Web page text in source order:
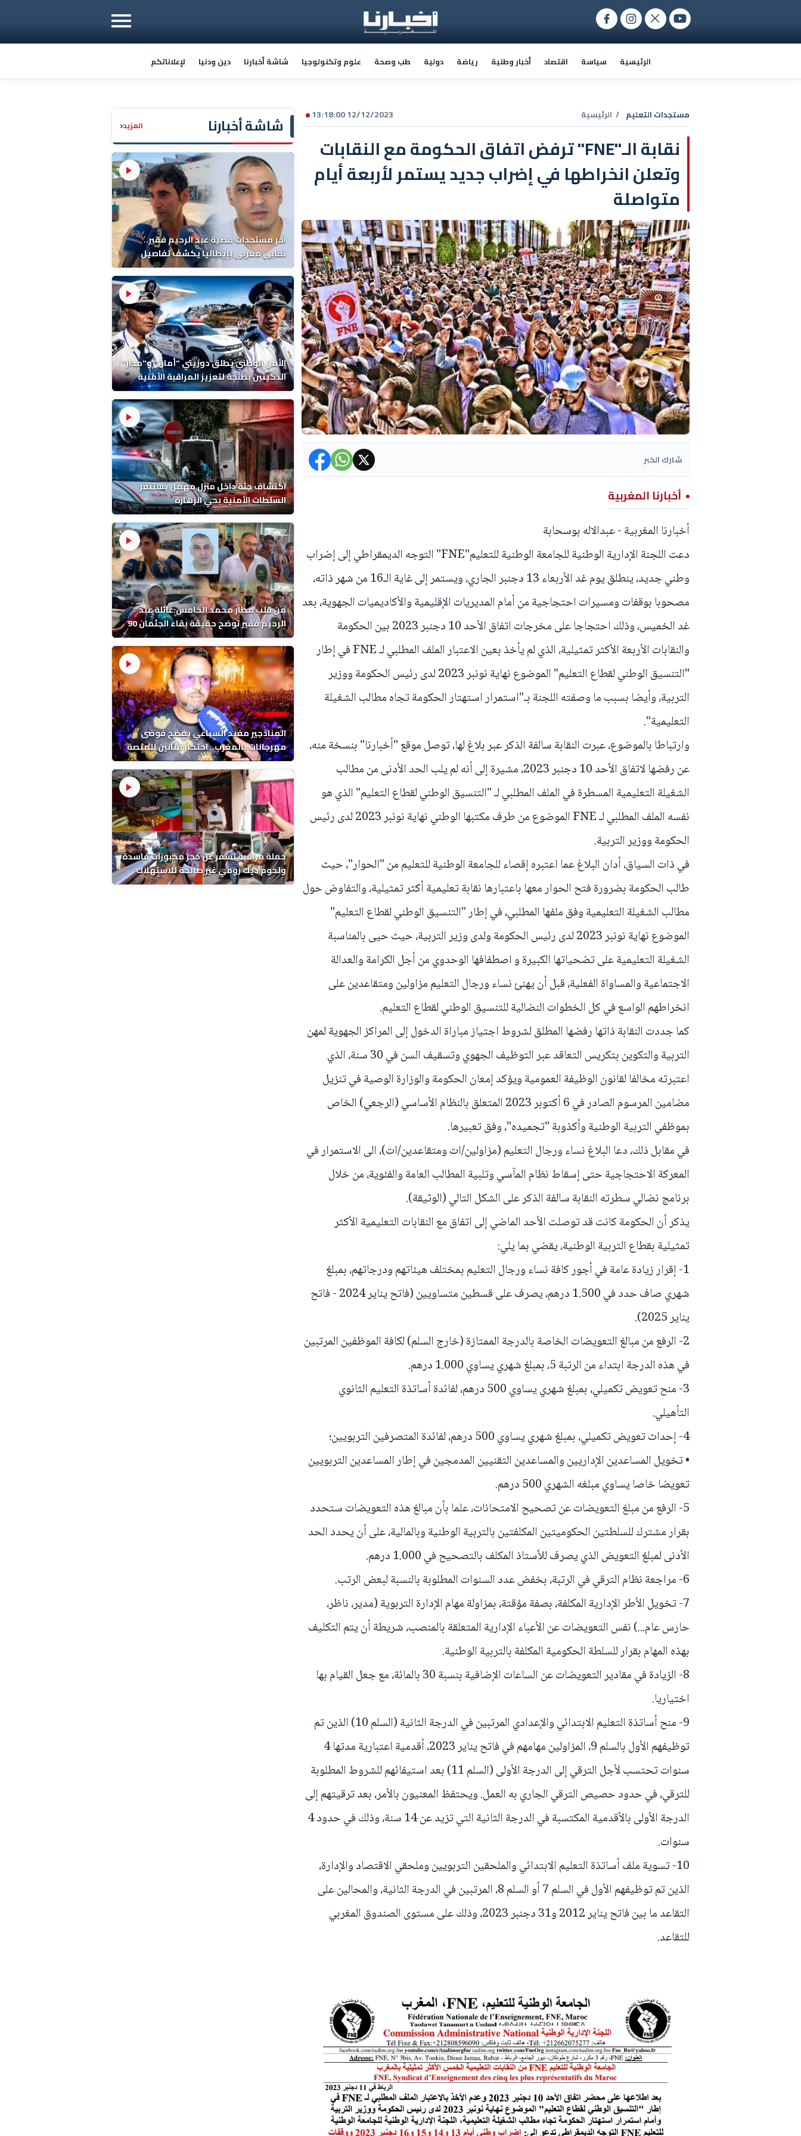
الرئيسية سياسة اقتصاد أخبار وطنية رياضة دولية طب وصحة علوم وتكنولوجيا شاشة أخبارنا دين ودنيا لإعلاناتكم
شاشة أخبارنا المزيد‹
آخر مستجدات قضية عبد الرحيم فقير..
نقابي مغربي بإيطاليا يكشف تفاصيل
الوفاة ونتائج التشريح
الأمن الوطني يطلق دوريتي "أمان" و"مدار"
الذكيتين بطنجة لتعزيز المراقبة الأمنية
اكتشاف جثة داخل منزل مهمل يستنفر
السلطات الأمنية بحي الزهارة
من قلب مطار محمد الخامس:عائلة عبد
الرحيم فقير توضح حقيقة بقاء الجثمان 90
يوماً قبل إعادته إلى المغرب
المنادجير مفيد السباعي يفضح فوضى
مهرجانات بالمغرب.. احتكار فنانين للمنصة
واقصاء اخرين
حملة مراقبة تسفر عن حجز مخبوزات فاسدة
ولحوم ديك رومي غير صالحة للاستهلاك
بالحي الحسني
12/12/2023 13:18:00 مستجدات التعليم / الرئيسية
نقابة الـ"FNE" ترفض اتفاق الحكومة مع النقابات
وتعلن انخراطها في إضراب جديد يستمر لأربعة أيام
متواصلة
شارك الخبر
أخبارنا المغربية
أخبارنا المغربية - عبدالاله بوسحابة
دعت اللجنة الإدارية الوطنية للجامعة الوطنية للتعليم"FNE" التوجه الديمقراطي إلى إضراب
وطني جديد، ينطلق يوم غد الأربعاء 13 دجنبر الجاري، ويستمر إلى غاية الـ16 من شهر ذاته،
مصحوبا بوقفات ومسيرات احتجاجية من أمام المديريات الإقليمية والأكاديميات الجهوية، بعد
غد الخميس، وذلك احتجاجا على مخرجات اتفاق الأحد 10 دجنبر 2023 بين الحكومة
والنقابات الأربعة الأكثر تمثيلية، الذي لم يأخذ بعين الاعتبار الملف المطلبي لـ FNE في إطار
"التنسيق الوطني لقطاع التعليم" الموضوع نهاية نونبر 2023 لدى رئيس الحكومة ووزير
التربية، وأيضا بسبب ما وصفته اللجنة بـ"استمرار استهتار الحكومة تجاه مطالب الشغيلة
التعليمية".
وارتباطا بالموضوع، عبرت النقابة سالفة الذكر عبر بلاغ لها، توصل موقع "أخبارنا" بنسخة منه،
عن رفضها لاتفاق الأحد 10 دجنبر 2023، مشيرة إلى أنه لم يلب الحد الأدنى من مطالب
الشغيلة التعليمية المسطرة في الملف المطلبي لـ "التنسيق الوطني لقطاع التعليم" الذي هو
نفسه الملف المطلبي لـ FNE الموضوع من طرف مكتبها الوطني نهاية نونبر 2023 لدى رئيس
الحكومة ووزير التربية.
في ذات السياق، أدان البلاغ عما اعتبره إقصاء للجامعة الوطنية للتعليم من "الحوار"، حيث
طالب الحكومة بضرورة فتح الحوار معها باعتبارها نقابة تعليمية أكثر تمثيلية، والتفاوض حول
مطالب الشغيلة التعليمية وفق ملفها المطلبي، في إطار "التنسيق الوطني لقطاع التعليم"
الموضوع نهاية نونبر 2023 لدى رئيس الحكومة ولدى وزير التربية، حيث حيى بالمناسبة
الشغيلة التعليمية على تضحياتها الكبيرة و اصطفافها الوحدوي من أجل الكرامة والعدالة
الاجتماعية والمساواة الفعلية، قبل أن يهنئ نساء ورجال التعليم مزاولين ومتقاعدين على
انخراطهم الواسع في كل الخطوات النضالية للتنسيق الوطني لقطاع التعليم.
كما جددت النقابة ذاتها رفضها المطلق لشروط اجتياز مباراة الدخول إلى المراكز الجهوية لمهن
التربية والتكوين بتكريس التعاقد عبر التوظيف الجهوي وتسقيف السن في 30 سنة، الذي
اعتبرته مخالفا لقانون الوظيفة العمومية ويؤكد إمعان الحكومة والوزارة الوصية في تنزيل
مضامين المرسوم الصادر في 6 أكتوبر 2023 المتعلق بالنظام الأساسي (الرجعي) الخاص
بموظفي التربية الوطنية وأكذوبة "تجميده"، وفق تعبيرها.
في مقابل ذلك، دعا البلاغ نساء ورجال التعليم (مزاولين/ات ومتقاعدين/ات)، الى الاستمرار في
المعركة الاحتجاجية حتى إسقاط نظام المآسي وتلبية المطالب العامة والفئوية، من خلال
برنامج نضالي سطرته النقابة سالفة الذكر على الشكل التالي (الوثيقة).
يذكر أن الحكومة كانت قد توصلت الأحد الماضي إلى اتفاق مع النقابات التعليمية الأكثر
تمثيلية بقطاع التربية الوطنية، يقضي بما يلي:
1- إقرار زيادة عامة في أجور كافة نساء ورجال التعليم بمختلف هيئاتهم ودرجاتهم، بمبلغ
شهري صاف حدد في 1.500 درهم، يصرف على قسطين متساويين (فاتح يناير 2024 - فاتح
يناير 2025).
2- الرفع من مبالغ التعويضات الخاصة بالدرجة الممتازة (خارج السلم) لكافة الموظفين المرتبين
في هذه الدرجة ابتداء من الرتبة 5، بمبلغ شهري يساوي 1.000 درهم.
3- منح تعويض تكميلي، بمبلغ شهري يساوي 500 درهم، لفائدة أساتذة التعليم الثانوي
التأهيلي.
4- إحداث تعويض تكميلي، بمبلغ شهري يساوي 500 درهم، لفائدة المتصرفين التربويين؛
• تخويل المساعدين الإداريين والمساعدين التقنيين المدمجين في إطار المساعدين التربويين
تعويضا خاصا يساوي مبلغه الشهري 500 درهم.
5- الرفع من مبلغ التعويضات عن تصحيح الامتحانات، علما بأن مبالغ هذه التعويضات ستحدد
بقرار مشترك للسلطتين الحكوميتين المكلفتين بالتربية الوطنية وبالمالية، على أن يحدد الحد
الأدنى لمبلغ التعويض الذي يصرف للأستاذ المكلف بالتصحيح في 1.000 درهم.
6- مراجعة نظام الترقي في الرتبة، بخفض عدد السنوات المطلوبة بالنسبة لبعض الرتب.
7- تخويل الأطر الإدارية المكلفة، بصفة مؤقتة، بمزاولة مهام الإدارة التربوية (مدير، ناظر،
حارس عام...) نفس التعويضات عن الأعباء الإدارية المتعلقة بالمنصب، شريطة أن يتم التكليف
بهذه المهام بقرار للسلطة الحكومية المكلفة بالتربية الوطنية.
8- الزيادة في مقادير التعويضات عن الساعات الإضافية بنسبة 30 بالمائة، مع جعل القيام بها
اختياريا.
9- منح أساتذة التعليم الابتدائي والإعدادي المرتبين في الدرجة الثانية (السلم 10) الذين تم
توظيفهم الأول بالسلم 9، المزاولين مهامهم في فاتح يناير 2023، أقدمية اعتبارية مدتها 4
سنوات تحتسب لأجل الترقي إلى الدرجة الأولى (السلم 11) بعد استيفائهم للشروط المطلوبة
للترقي، في حدود حصيص الترقي الجاري به العمل. ويحتفظ المعنيون بالأمر، بعد ترقيتهم إلى
الدرجة الأولى بالأقدمية المكتسبة في الدرجة الثانية التي تزيد عن 14 سنة، وذلك في حدود 4
سنوات.
10- تسوية ملف أساتذة التعليم الابتدائي والملحقين التربويين وملحقي الاقتصاد والإدارة،
الذين تم توظيفهم الأول في السلم 7 أو السلم 8، المرتبين في الدرجة الثانية، والمحالين على
التقاعد ما بين فاتح يناير 2012 و31 دجنبر 2023، وذلك على مستوى الصندوق المغربي
للتقاعد.